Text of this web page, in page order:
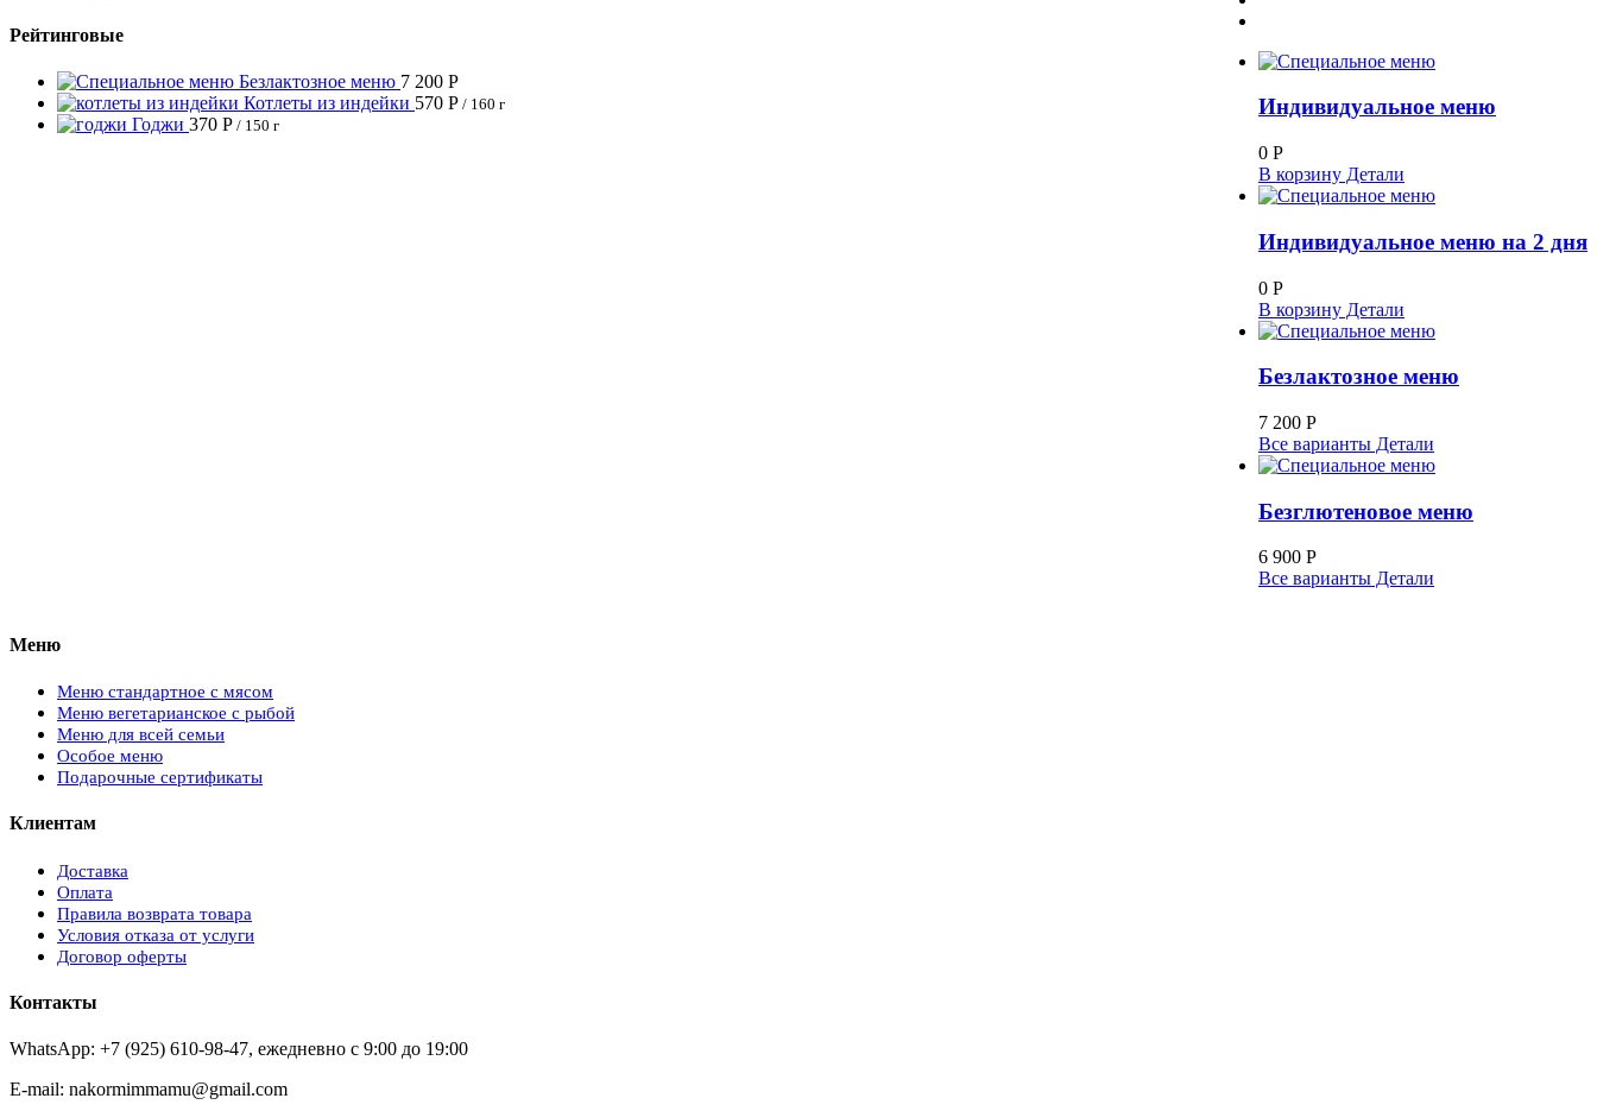
Индивидуальное меню
0 Р
В корзину Детали
Индивидуальное меню на 2 дня
0 Р
В корзину Детали
Безлактозное меню
7 200 Р
Все варианты Детали
Безглютеновое меню
6 900 Р
Все варианты Детали
Рейтинговые
Безлактозное меню 7 200 Р
Котлеты из индейки 570 Р / 160 г
Годжи 370 Р / 150 г
Меню
Меню стандартное с мясом
Меню вегетарианское с рыбой
Меню для всей семьи
Особое меню
Подарочные сертификаты
Клиентам
Доставка
Оплата
Правила возврата товара
Условия отказа от услуги
Договор оферты
Контакты
WhatsApp: +7 (925) 610-98-47, ежедневно с 9:00 до 19:00
E-mail: nakormimmamu@gmail.com